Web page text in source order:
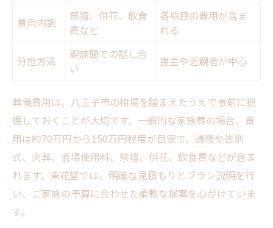
費用内訳
祭壇、供花、飲食
費など
各項目の費用が含ま
れる
分担方法
親族間での話し合
い
喪主や近親者が中心
葬儀費用は、八王子市の相場を踏まえたうえで事前に把
握しておくことが大切です。一般的な家族葬の場合、費
用は約70万円から150万円程度が目安で、通夜や告別
式、火葬、会場使用料、祭壇、供花、飲食費などが含ま
れます。東花堂では、明確な見積もりとプラン説明を行
い、ご家族の予算に合わせた柔軟な提案を心がけていま
す。